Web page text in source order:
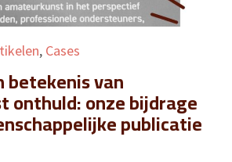
, Cases
betekenis van
onthuld: onze bijdrage
publicatie